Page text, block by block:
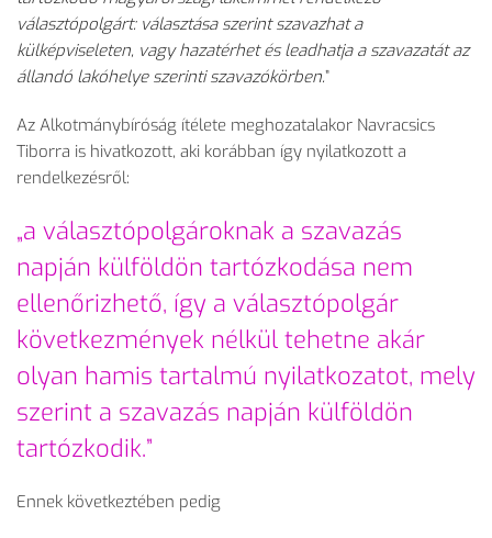
választópolgárt: választása szerint szavazhat a
külképviseleten, vagy hazatérhet és leadhatja a szavazatát az
állandó lakóhelye szerinti szavazókörben.”
Az Alkotmánybíróság ítélete meghozatalakor Navracsics
Tiborra is hivatkozott, aki korábban így nyilatkozott a
rendelkezésről:
„a választópolgároknak a szavazás
napján külföldön tartózkodása nem
ellenőrizhető, így a választópolgár
következmények nélkül tehetne akár
olyan hamis tartalmú nyilatkozatot, mely
szerint a szavazás napján külföldön
tartózkodik.”
Ennek következtében pedig